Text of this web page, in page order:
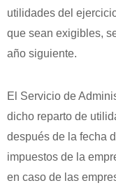
utilidades del
que sean exigibles,
año siguiente.
El Servicio de
dicho reparto de
después de la fecha
impuestos de la
en caso de las